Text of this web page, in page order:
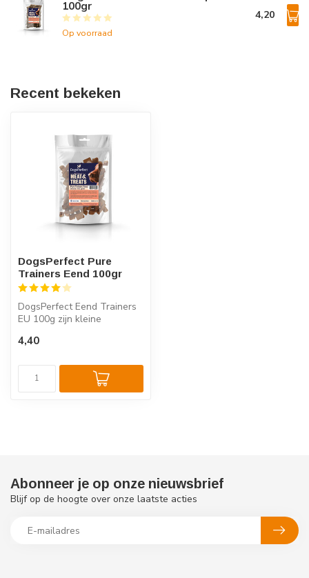
100gr
Op voorraad
4,20
Recent bekeken
DogsPerfect Pure
Trainers Eend 100gr
DogsPerfect Eend Trainers
EU 100g zijn kleine
samenstel...
4,40
Abonneer je op onze nieuwsbrief
Blijf op de hoogte over onze laatste acties